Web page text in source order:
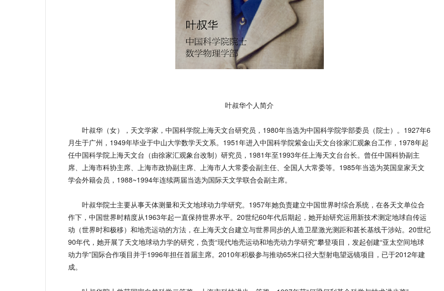
叶叔华个人简介
叶叔华（女），天文学家，中国科学院上海天文台研究员，1980年当选为中国科学院学部委员（院士）。1927年6
月生于广州，1949年毕业于中山大学数学天文系。1951年进入中国科学院紫金山天文台徐家汇观象台工作，1978年起
任中国科学院上海天文台（由徐家汇观象台改制）研究员，1981年至1993年任上海天文台台长。曾任中国科协副主
席、上海市科协主席、上海市政协副主席、上海市人大常委会副主任、全国人大常委等。1985年当选为英国皇家天文
学会外籍会员，1988~1994年连续两届当选为国际天文学联合会副主席。
叶叔华院士主要从事天体测量和天文地球动力学研究。1957年她负责建立中国世界时综合系统，在各天文单位合
作下，中国世界时精度从1963年起一直保持世界水平。20世纪60年代后期起，她开始研究运用新技术测定地球自传运
动（世界时和极移）和地壳运动的方法，在上海天文台建立与世界同步的人造卫星激光测距和甚长基线干涉站。20世纪
90年代，她开展了天文地球动力学的研究，负责“现代地壳运动和地壳动力学研究”攀登项目，发起创建“亚太空间地球
动力学”国际合作项目并于1996年担任首届主席。2010年积极参与推动65米口径大型射电望远镜项目，已于2012年建
成。